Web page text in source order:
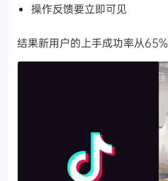
操作反馈要立即可见
结果新用户的上手成功率从65%